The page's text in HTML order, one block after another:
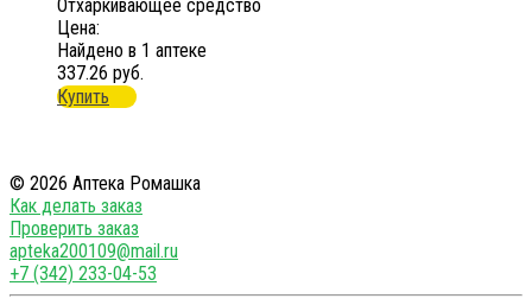
Отхаркивающее средство
Цена:
Найдено в 1 аптеке
337.26 руб.
Купить
© 2026 Аптека Ромашка
Как делать заказ
Проверить заказ
apteka200109@mail.ru
+7 (342) 233-04-53